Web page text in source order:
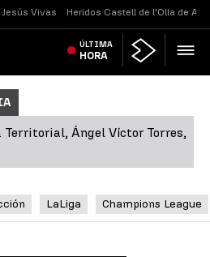
Jesús Vivas Heridos Castell de l'Olla de
ÚLTIMA
HORA
Ángel Víctor Torres,
LaLiga Champions League